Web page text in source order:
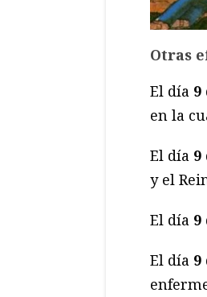
Otras
El día 9
en la
El día 9
y el
El día 9
El día 9